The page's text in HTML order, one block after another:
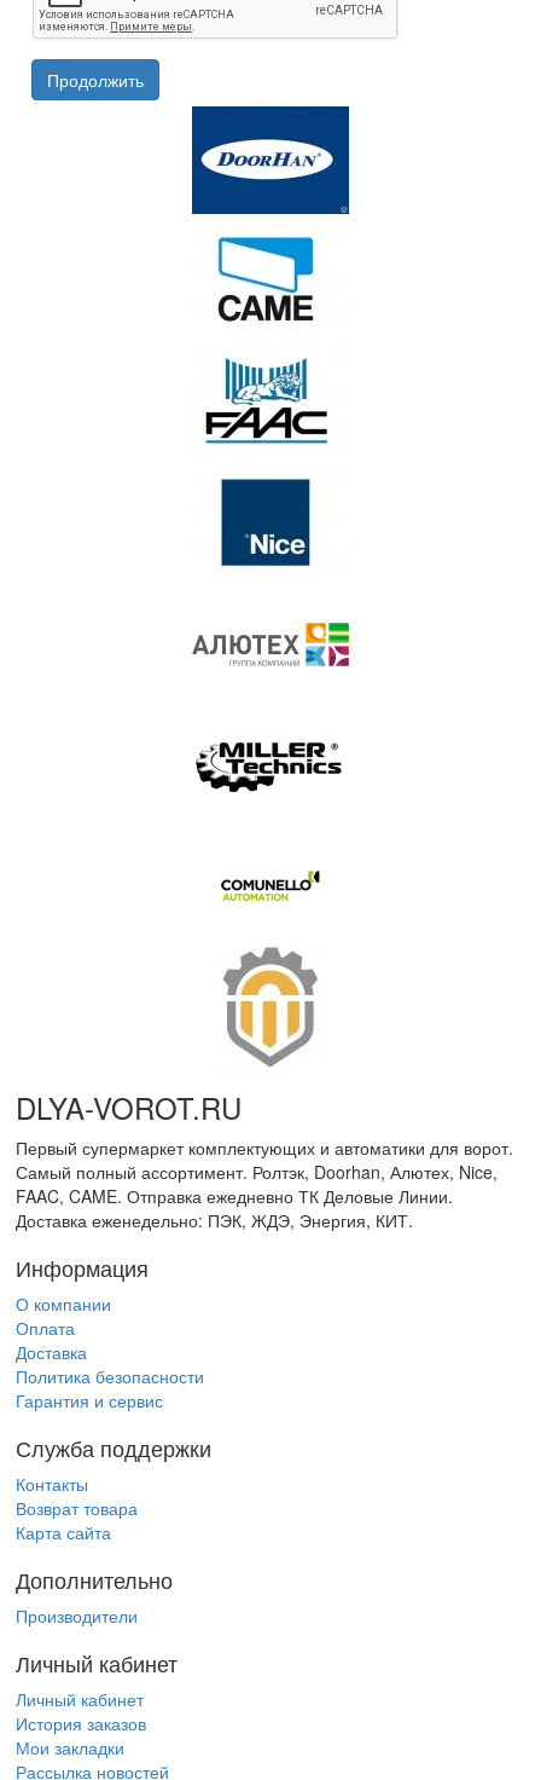
Продолжить
DLYA-VOROT.RU
Первый супермаркет комплектующих и автоматики для ворот.
Самый полный ассортимент. Ролтэк, Doorhan, Алютех, Nice,
FAAC, CAME. Отправка ежедневно ТК Деловые Линии.
Доставка еженедельно: ПЭК, ЖДЭ, Энергия, КИТ.
Информация
О компании
Оплата
Доставка
Политика безопасности
Гарантия и сервис
Служба поддержки
Контакты
Возврат товара
Карта сайта
Дополнительно
Производители
Личный кабинет
Личный кабинет
История заказов
Мои закладки
Рассылка новостей